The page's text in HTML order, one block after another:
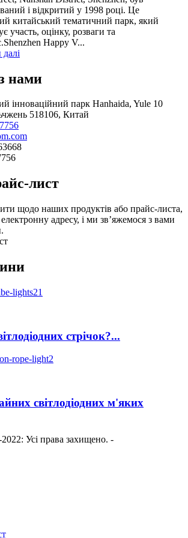
і відкритий у 1998 році. Це
китайський тематичний парк, який
участь, оцінку, розваги та
Happy V...
нами
інноваційний парк Hanhaida, Yule 10
518106, Китай
лист
щодо наших продуктів або прайс-листа,
адресу, і ми зв’яжемося з вами
стрічок?...
світлодіодних м'яких
Усі права захищено. -